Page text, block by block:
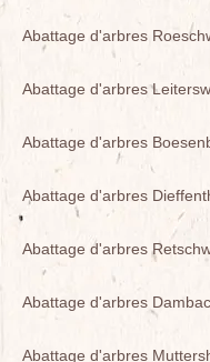
Abattage d'arbres
Abattage d'arbres
Abattage d'arbres
Abattage d'arbres
Abattage d'arbres
Abattage d'arbres
Abattage d'arbres